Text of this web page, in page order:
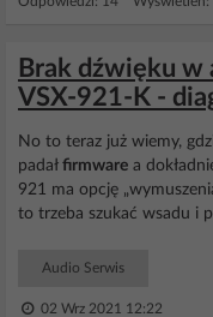
Brak dźwięku
VSX-921-K -
No to teraz już wiemy,
padał firmware a
921 ma opcję
to trzeba szukać wsadu i
Audio Serwis
02 Wrz 2021 12:22